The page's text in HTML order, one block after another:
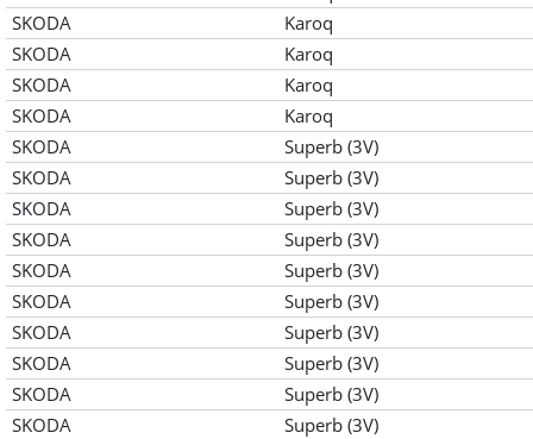
SKODA
Karoq
SKODA
Karoq
SKODA
Karoq
SKODA
Karoq
SKODA
Superb (3V)
SKODA
Superb (3V)
SKODA
Superb (3V)
SKODA
Superb (3V)
SKODA
Superb (3V)
SKODA
Superb (3V)
SKODA
Superb (3V)
SKODA
Superb (3V)
SKODA
Superb (3V)
SKODA
Superb (3V)